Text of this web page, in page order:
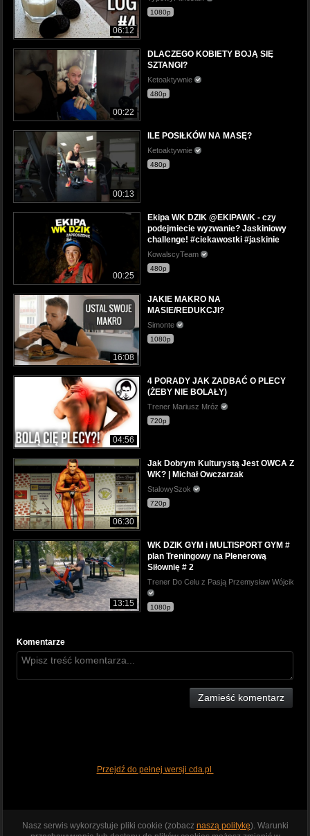
06:12
1080p
00:22
DLACZEGO KOBIETY BOJĄ SIĘ
SZTANGI?
Ketoaktywnie
480p
00:13
ILE POSIŁKÓW NA MASĘ?
Ketoaktywnie
480p
00:25
Ekipa WK DZIK @EKIPAWK - czy
podejmiecie wyzwanie? Jaskiniowy
challenge! #ciekawostki #jaskinie
KowalscyTeam
480p
16:08
JAKIE MAKRO NA
MASIE/REDUKCJI?
Simonte
1080p
04:56
4 PORADY JAK ZADBAĆ O PLECY
(ŻEBY NIE BOLAŁY)
Trener Mariusz Mróz
720p
06:30
Jak Dobrym Kulturystą Jest OWCA Z
WK? | Michał Owczarzak
StalowySzok
720p
13:15
WK DZIK GYM i MULTISPORT GYM #
plan Treningowy na Plenerową
Siłownię # 2
Trener Do Celu z Pasją Przemysław Wójcik
1080p
Komentarze
Zamieść komentarz
Przejdź do pełnej wersji cda.pl
Nasz serwis wykorzystuje pliki cookie (zobacz naszą politykę). Warunki